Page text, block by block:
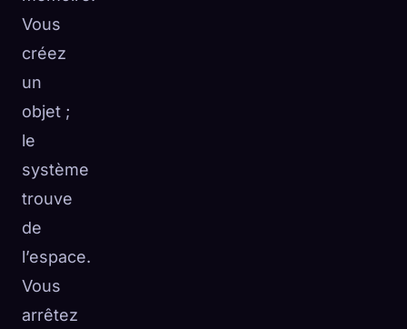
Vous
créez
un
objet ;
le
système
trouve
de
l’espace.
Vous
arrêtez